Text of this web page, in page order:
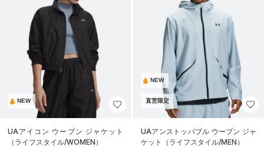
NEW
UAアイコン ウーブン ジャケット
（ライフスタイル/WOMEN）
NEW
直営限定
UAアンストッパブル ウーブン ジャ
ケット（ライフスタイル/MEN）